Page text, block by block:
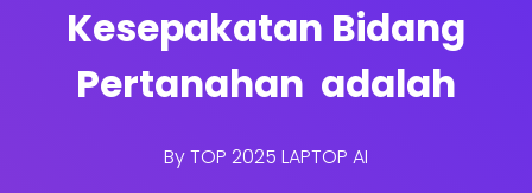
Kesepakatan Bidang
Pertanahan adalah
ByTOP 2025 LAPTOP AI